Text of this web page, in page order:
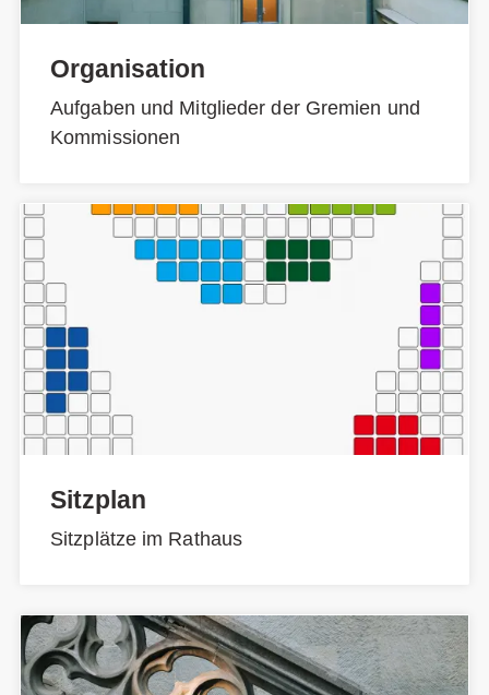
Organisation
Aufgaben und Mitglieder der Gremien und
Kommissionen
Sitzplan
Sitzplätze im Rathaus